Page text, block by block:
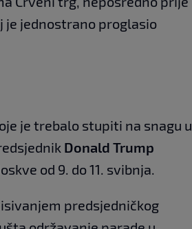
je jednostrano proglasio
je trebalo stupiti na snagu u
Donald Trump
od 9. do 11. svibnja.
predsjedničkog